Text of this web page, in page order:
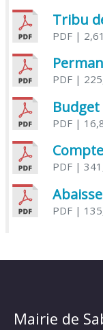
PDF|
PDF|
PDF|
PDF|
PDF|
Mairie de